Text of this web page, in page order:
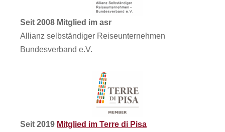
Seit 2008 Mitglied im asr
Allianz selbständiger Reiseunternehmen
Bundesverband e.V.
Seit 2019 Mitglied im Terre di Pisa